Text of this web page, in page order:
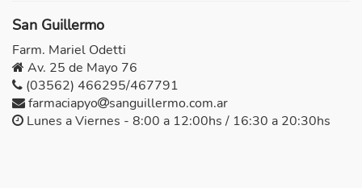
San Guillermo
Farm. Mariel Odetti
Av. 25 de Mayo 76
(03562) 466295/467791
farmaciapyo
sanguillermo.com.ar
Lunes a Viernes - 8:00 a 12:00hs / 16:30 a 20:30hs